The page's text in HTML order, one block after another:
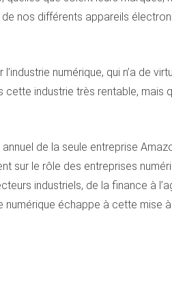
nos différents appareils
numérique, qui n’a de
cette industrie très rentable, mais
de la seule entreprise
sur le rôle des entreprises
industriels, de la finance à
numérique échappe à cette mise